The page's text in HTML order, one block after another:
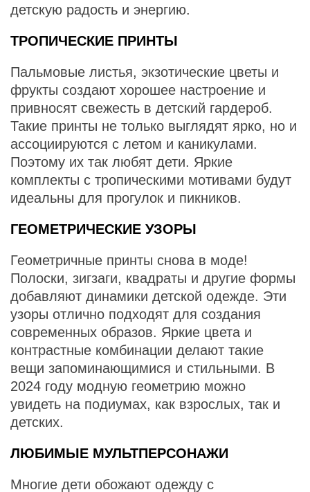
детскую радость и энергию.
ТРОПИЧЕСКИЕ ПРИНТЫ
Пальмовые листья, экзотические цветы и
фрукты создают хорошее настроение и
привносят свежесть в детский гардероб.
Такие принты не только выглядят ярко, но и
ассоциируются с летом и каникулами.
Поэтому их так любят дети. Яркие
комплекты с тропическими мотивами будут
идеальны для прогулок и пикников.
ГЕОМЕТРИЧЕСКИЕ УЗОРЫ
Геометричные принты снова в моде!
Полоски, зигзаги, квадраты и другие формы
добавляют динамики детской одежде. Эти
узоры отлично подходят для создания
современных образов. Яркие цвета и
контрастные комбинации делают такие
вещи запоминающимися и стильными. В
2024 году модную геометрию можно
увидеть на подиумах, как взрослых, так и
детских.
ЛЮБИМЫЕ МУЛЬТПЕРСОНАЖИ
Многие дети обожают одежду с